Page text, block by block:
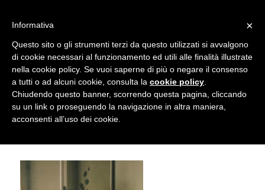
Composizione floreale di Camilla
Malvasia
accetta l'uso dei cookies previsto nella pagina dedicata.
Fai clic per abilitare/disabilitare il tracciamento di
Google Analytics.
OK Privacy e cookie policy
×
Informativa
Questo sito o gli strumenti terzi da questo utilizzati si avvalgono
di cookie necessari al funzionamento ed utili alle finalità illustrate
nella cookie policy. Se vuoi saperne di più o negare il consenso
a tutti o ad alcuni cookie, consulta la cookie policy
Chiudendo questo banner, scorrendo questa pagina, cliccando
su un link o proseguendo la navigazione in altra maniera,
acconsenti all’uso dei cookie.